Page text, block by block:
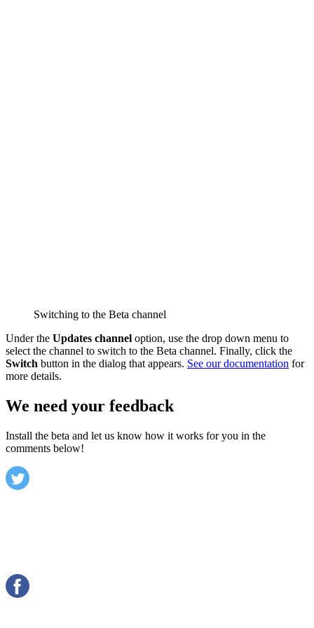
Switching to the Beta channel
Under the Updates channel option, use the drop down menu to
select the channel to switch to the Beta channel. Finally, click the
Switch button in the dialog that appears. See our documentation for
more details.
We need your feedback
Install the beta and let us know how it works for you in the
comments below!